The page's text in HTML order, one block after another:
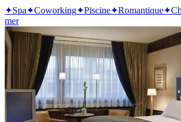
✦Spa✦Coworking✦Piscine✦Romantique✦
mer